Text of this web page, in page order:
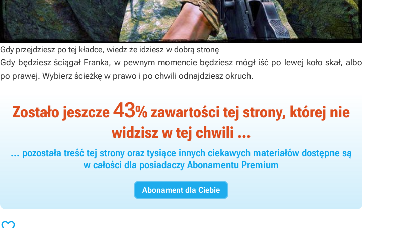
Gdy przejdziesz po tej kładce, wiedz że idziesz w dobrą stronę
Gdy będziesz ściągał Franka, w pewnym momencie będziesz mógł iść po lewej koło skał, albo
po prawej. Wybierz ścieżkę w prawo i po chwili odnajdziesz okruch.
Zostało jeszcze43% zawartości tej strony, której nie
widzisz w tej chwili ...
... pozostała treść tej strony oraz tysiące innych ciekawych materiałów dostępne są
w całości dla posiadaczy Abonamentu Premium
Abonament dla Ciebie